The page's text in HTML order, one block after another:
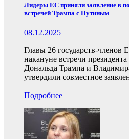
Лидеры ЕС приняли заявление в
встречей Трампа с Путиным
08.12.2025
Главы 26 государств-членов
накануне встречи
Дональда Трампа и
утвердили совместное
Подробнее